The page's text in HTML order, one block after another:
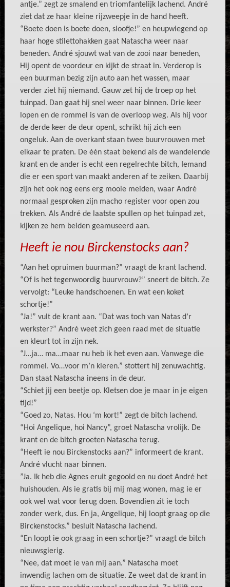
antje.” zegt ze smalend en triomfantelijk lachend. André
ziet dat ze haar kleine rijzweepje in de hand heeft.
“Boete doen is boete doen, sloofje!” en heupwiegend op
haar hoge stilettohakken gaat Natascha weer naar
beneden. André sjouwt wat van de zooi naar beneden,
Hij opent de voordeur en kijkt de straat in. Verderop is
een buurman bezig zijn auto aan het wassen, maar
verder ziet hij niemand. Gauw zet hij de troep op het
tuinpad. Dan gaat hij snel weer naar binnen. Drie keer
lopen en de rommel is van de overloop weg. Als hij voor
de derde keer de deur opent, schrikt hij zich een
ongeluk. Aan de overkant staan twee buurvrouwen met
elkaar te praten. De één staat bekend als de wandelende
krant en de ander is echt een regelrechte bitch, Iemand
die er een sport van maakt anderen af te zeiken. Daarbij
zijn het ook nog eens erg mooie meiden, waar André
normaal gesproken zijn macho register voor open zou
trekken. Als André de laatste spullen op het tuinpad zet,
kijken ze hem beiden geamuseerd aan.
Heeft ie nou Birckenstocks aan?
“Aan het opruimen buurman?” vraagt de krant lachend.
“Of is het tegenwoordig buurvrouw?” sneert de bitch. Ze
vervolgt: “Leuke handschoenen. En wat een koket
schortje!”
“Ja!” vult de krant aan. “Dat was toch van Natas d’r
werkster?” André weet zich geen raad met de situatie
en kleurt tot in zijn nek.
“J…ja… ma…maar nu heb ik het even aan. Vanwege die
rommel. Vo…voor m’n kleren.” stottert hij zenuwachtig.
Dan staat Natascha ineens in de deur.
“Schiet jij een beetje op. Kletsen doe je maar in je eigen
tijd!”
“Goed zo, Natas. Hou ‘m kort!” zegt de bitch lachend.
“Hoi Angelique, hoi Nancy”, groet Natascha vrolijk. De
krant en de bitch groeten Natascha terug.
“Heeft ie nou Birckenstocks aan?” informeert de krant.
André vlucht naar binnen.
”Ja. Ik heb die Agnes eruit gegooid en nu doet André het
huishouden. Als ie gratis bij mij mag wonen, mag ie er
ook wel wat voor terug doen. Bovendien zit ie toch
zonder werk, dus. En ja, Angelique, hij loopt graag op die
Birckenstocks.” besluit Natascha lachend.
“En loopt ie ook graag in een schortje?” vraagt de bitch
nieuwsgierig.
“Nee, dat moet ie van mij aan.” Natascha moet
inwendig lachen om de situatie. Ze weet dat de krant in